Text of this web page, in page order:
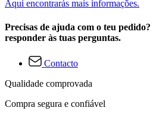
Aqui encontrarás mais informações.
Precisas de ajuda com o teu
responder às tuas perguntas.
Contacto
Qualidade comprovada
Compra segura e confiável